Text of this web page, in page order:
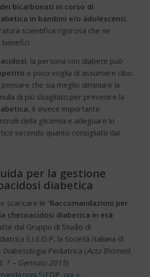
bicarbonati in corso di
in bambini e/o adolescenti.
scientifica rigorosa che ne
benefici.
, la persona con diabete può
e poco voglia di assumere cibo:
che sia meglio diminuire la
di più sbagliato,per prevenire la
, è invece importante
della glicemia e adeguare lo
secondo quanto consigliato dal
per la gestione
diabetica
scaricare le “Raccomandazioni per
chetoacidosi diabetica in età
dal Gruppo di Studio di
S.I.E.D.P, la Società Italiana di
Diabetologia Pediatrica (Acta Biomed.
1 – Gennaio 2015)
SIEDP, qui »